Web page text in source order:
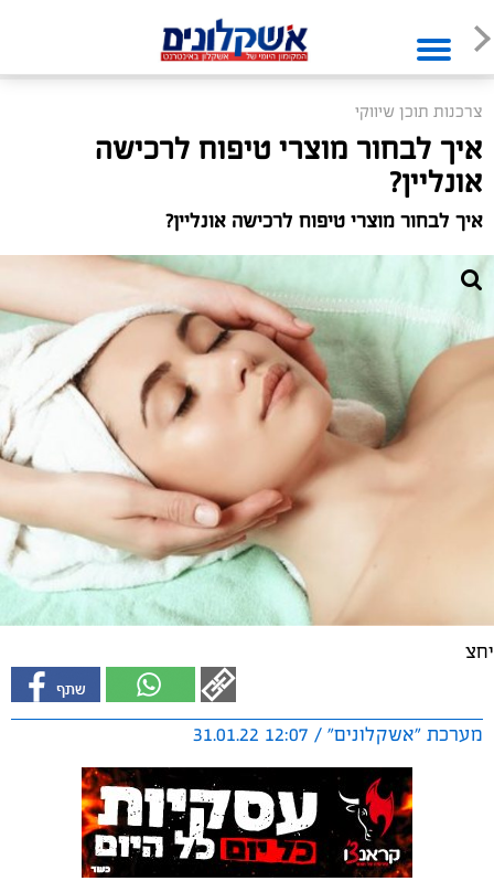
צרכנות תוכן שיווקי
איך לבחור מוצרי טיפוח לרכישה
אונליין?
איך לבחור מוצרי טיפוח לרכישה אונליין?
יחצ
מערכת "אשקלונים" / 12:07 31.01.22